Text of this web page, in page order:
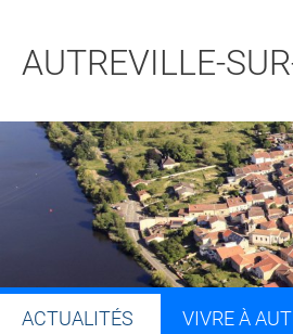
AUTREVILLE-
ACTUALITÉS VIVRE À